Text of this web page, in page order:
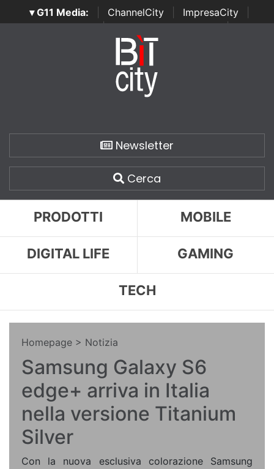
▾ G11 Media: ChannelCity ImpresaCity
SecurityOpenLab | Italian Channel Awards | Italian
Italian Security Awards
Newsletter
Cerca
PRODOTTI MOBILE
DIGITAL LIFE GAMING
TECH
Homepage > Notizia
Samsung Galaxy S6
edge+ arriva in Italia
nella versione Titanium
Silver
Con la nuova esclusiva colorazione Samsung